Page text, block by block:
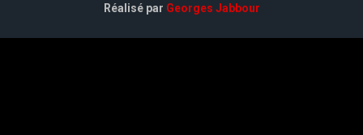
Réalisé par Georges Jabbour